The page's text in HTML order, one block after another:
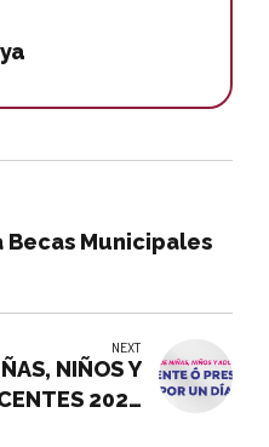
Municipales
NEXT
NIÑOS Y
2024